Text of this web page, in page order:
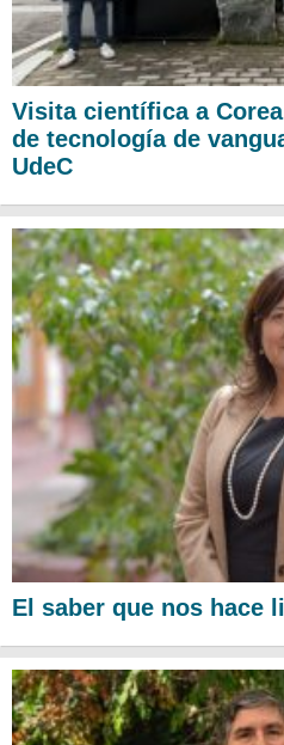
Visita científica a
de tecnología de
UdeC
El saber que nos hace